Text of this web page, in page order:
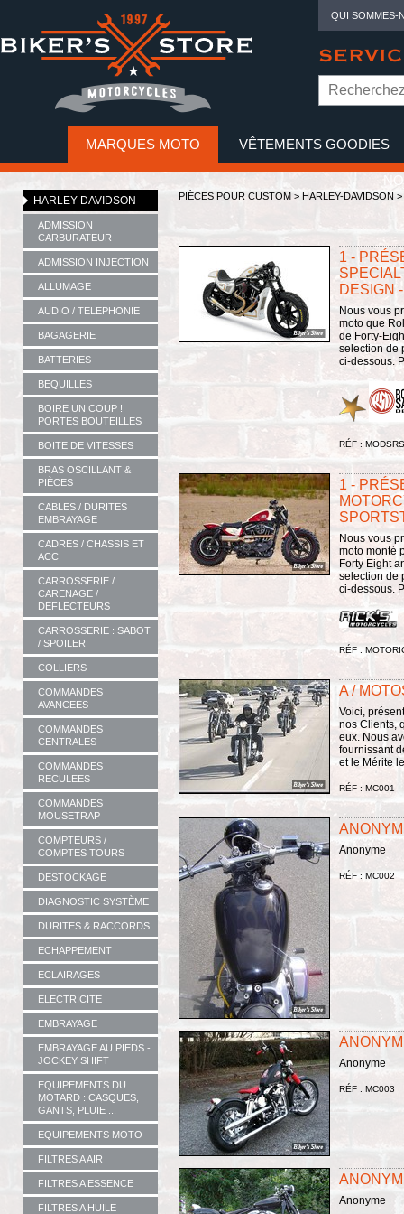
QUI SOMMES-
MARQUES MOTO VÊTEMENTS GOODIES
HARLEY-DAVIDSON
ADMISSION
CARBURATEUR
ADMISSION INJECTION
ALLUMAGE
AUDIO / TELEPHONIE
BAGAGERIE
BATTERIES
BEQUILLES
BOIRE UN COUP !
PORTES BOUTEILLES
BOITE DE VITESSES
BRAS OSCILLANT &
PIÈCES
CABLES / DURITES
EMBRAYAGE
CADRES / CHASSIS ET
ACC
CARROSSERIE /
CARENAGE /
DEFLECTEURS
CARROSSERIE : SABOT
/ SPOILER
COLLIERS
COMMANDES
AVANCEES
COMMANDES
CENTRALES
COMMANDES
RECULEES
COMMANDES
MOUSETRAP
COMPTEURS /
COMPTES TOURS
DESTOCKAGE
DIAGNOSTIC SYSTÈME
DURITES & RACCORDS
ECHAPPEMENT
ECLAIRAGES
ELECTRICITE
EMBRAYAGE
EMBRAYAGE AU PIEDS -
JOCKEY SHIFT
EQUIPEMENTS DU
MOTARD : CASQUES,
GANTS, PLUIE ...
EQUIPEMENTS MOTO
FILTRES A AIR
FILTRES A ESSENCE
FILTRES A HUILE
PIÈCES POUR CUSTOM > HARLEY-DAVIDSON >
1 -
DESIGN
Nous vous
moto que
de Forty-
selection de
ci-dessous.
RÉF :
1 -
Nous vous
moto monté
Forty Eight
selection de
ci-dessous.
RÉF :
A /
Voici,
nos Clients,
eux. Nous
fournissant
et le Mérite
RÉF : MC001
Anonyme
RÉF : MC002
Anonyme
RÉF : MC003
Anonyme